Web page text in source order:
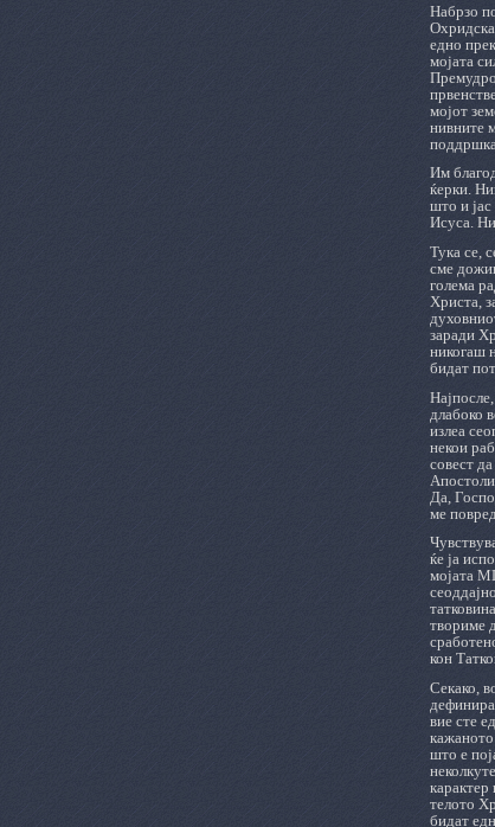
Набрзо
едно
мојата
мојот
нивните
Им
ќерки.
што и јас
Исуса.
Тука се,
сме
голема
Христа,
заради
никогаш
бидат
длабоко
излеа
некои
совест
Да,
ме
ќе ја
мојата
твориме
кон
Секако,
вие сте
кажаното
што е
телото
бидат